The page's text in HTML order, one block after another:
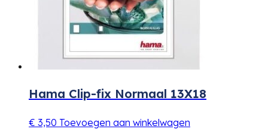
Hama Clip-fix Normaal 13X18
€ 3,50 Toevoegen aan winkelwagen